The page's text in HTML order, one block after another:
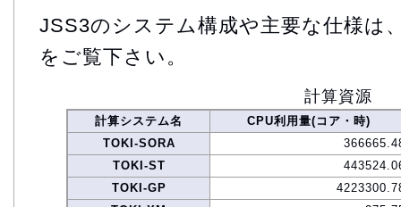
JSS3のシステム構成や主要な仕様は
をご覧下さい。
計算資源
計算システム名
CPU利用量(コア・時)
TOKI-SORA
TOKI-ST
TOKI-GP